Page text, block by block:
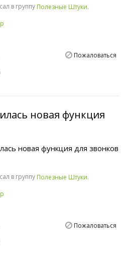
в группу Полезные Штуки.
Пожаловаться
новая функция
новая функция для звонков
в группу Полезные Штуки.
Пожаловаться